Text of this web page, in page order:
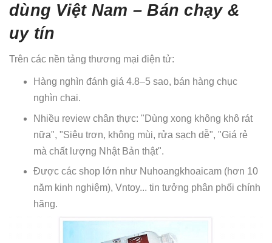
dùng Việt Nam – Bán chạy &
uy tín
Trên các nền tảng thương mại điện tử:
Hàng nghìn đánh giá 4.8–5 sao, bán hàng chục
nghìn chai.
Nhiều review chân thực: "Dùng xong không khô rát
nữa", "Siêu trơn, không mùi, rửa sạch dễ", "Giá rẻ
mà chất lượng Nhật Bản thật".
Được các shop lớn như Nuhoangkhoaicam (hơn 10
năm kinh nghiệm), Vntoy... tin tưởng phân phối chính
hãng.